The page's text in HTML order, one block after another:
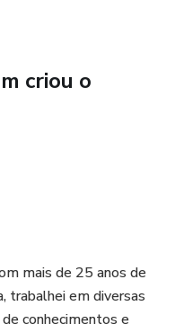
criou o
mais de 25 anos de
trabalhei em diversas
conhecimentos e